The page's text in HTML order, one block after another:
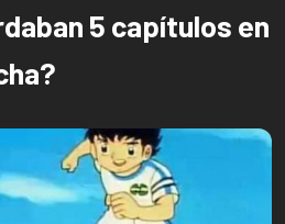
5 capítulos en